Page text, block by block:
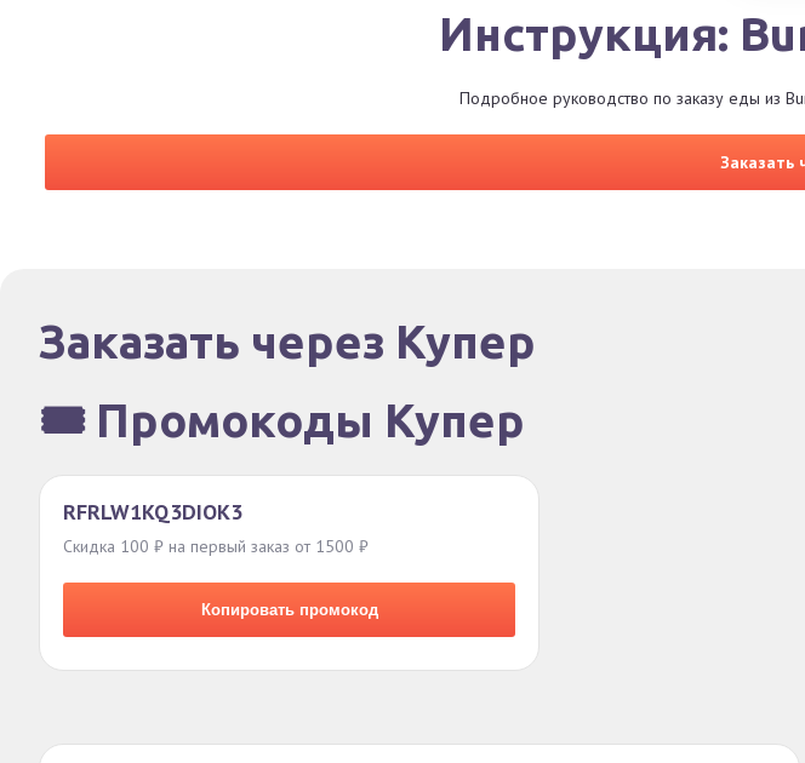
Инструкция:
Подробное руководство по заказу еды из
Заказать
Заказать через Купер
🎟️ Промокоды Купер
RFRLW1KQ3DIOK3
Скидка 100 ₽ на первый заказ от 1500 ₽
Копировать промокод